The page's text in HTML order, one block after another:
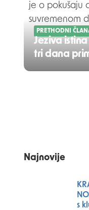
je o pokušaju
suvremenom
PRETHODNI
Jeziva
tri dana
Najnovije
s